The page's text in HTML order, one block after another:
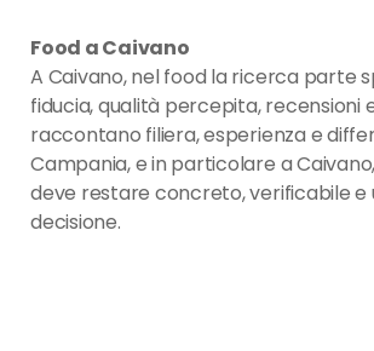
Food a Caivano
A Caivano, nel food la ricerca parte
fiducia, qualità percepita, recensioni
raccontano filiera, esperienza e
Campania, e in particolare a
deve restare concreto, verificabile e
decisione.